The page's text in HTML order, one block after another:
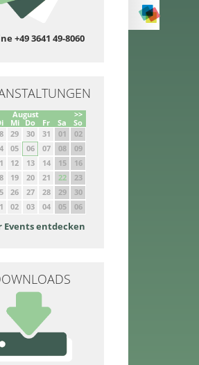
+49 3641 49-8060
>>
August
Mi Do Fr Sa
So
29 30 31 01
02
05 06 07 08
09
12 13 14 15
16
19 20 21 22
23
26 27 28 29
30
02 03 04 05 06
Events entdecken